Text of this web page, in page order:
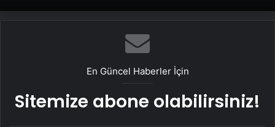
En Güncel Haberler İçin
Sitemize abone olabilirsiniz!